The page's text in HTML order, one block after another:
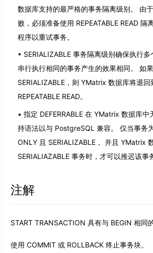
数据库支持的最严格的事务隔离级别。 由
败，必须准备使用 REPEATABLE READ 隔
程序以重试事务。
SERIALIZABLE 事务隔离级别确保执行
串行执行相同的事务产生的效果相同。 如
SERIALIZABLE，则 YMatrix 数据库将退回
REPEATABLE READ。
指定 DEFERRABLE 在 YMatrix 数据库中
持语法以与 PostgreSQL 兼容。 仅当事务
ONLY 且 SERIALIZABLE， 并且 YMatrix
SERIALIAZABLE 事务时，才可以推迟该事
注解
START TRANSACTION 具有与 BEGIN 相同
使用 COMMIT 或 ROLLBACK 终止事务块。